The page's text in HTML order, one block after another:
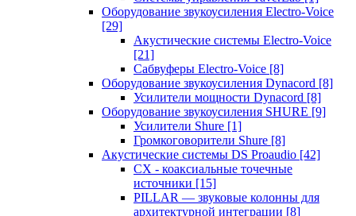
Оборудование звукоусиления Electro-Voice
[29]
Акустические системы Electro-Voice
[21]
Сабвуферы Electro-Voice [8]
Оборудование звукоусиления Dynacord [8]
Усилители мощности Dynacord [8]
Оборудование звукоусиления SHURE [9]
Усилители Shure [1]
Громкоговорители Shure [8]
Акустические системы DS Proaudio [42]
CX - коаксиальные точечные
источники [15]
PILLAR — звуковые колонны для
архитектурной интеграции [8]